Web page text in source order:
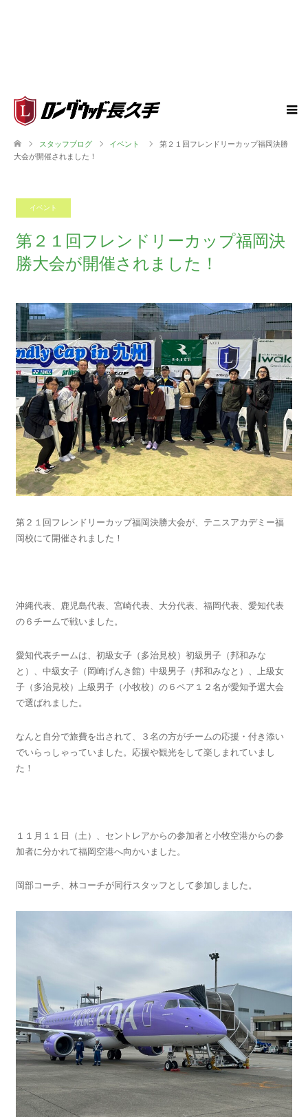
スタッフブログ イベント
第２１回フレンドリーカップ福岡決勝
大会が開催されました！
イベント
第２１回フレンドリーカップ福岡決
勝大会が開催されました！
第２１回フレンドリーカップ福岡決勝大会が、テニスアカデミー福
岡校にて開催されました！
沖縄代表、鹿児島代表、宮崎代表、大分代表、福岡代表、愛知代表
の６チームで戦いました。
愛知代表チームは、初級女子（多治見校）初級男子（邦和みな
と）、中級女子（岡崎げんき館）中級男子（邦和みなと）、上級女
子（多治見校）上級男子（小牧校）の６ペア１２名が愛知予選大会
で選ばれました。
なんと自分で旅費を出されて、３名の方がチームの応援・付き添い
でいらっしゃっていました。応援や観光をして楽しまれていまし
た！
１１月１１日（土）、セントレアからの参加者と小牧空港からの参
加者に分かれて福岡空港へ向かいました。
岡部コーチ、林コーチが同行スタッフとして参加しました。